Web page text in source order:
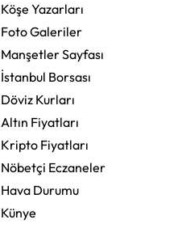
Köşe Yazarları
Foto Galeriler
Manşetler Sayfası
İstanbul Borsası
Döviz Kurları
Altın Fiyatları
Kripto Fiyatları
Nöbetçi Eczaneler
Hava Durumu
Künye